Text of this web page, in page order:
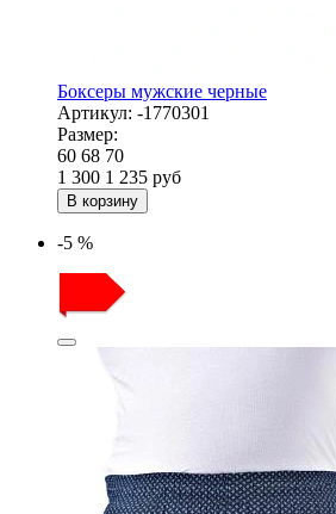
Боксеры мужские черные
Артикул: -1770301
Размер:
60 68 70
1 300 1 235 руб
В корзину
-5 %